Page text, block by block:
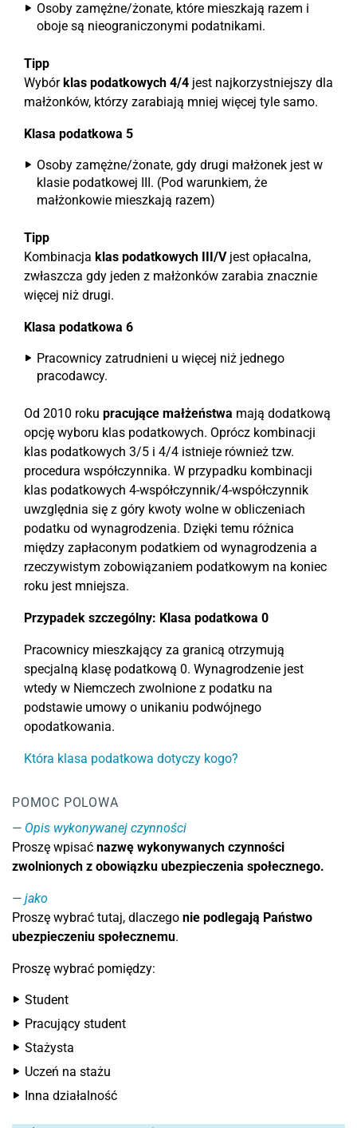
Osoby zamężne/żonate, które mieszkają razem i
oboje są nieograniczonymi podatnikami.
Tipp
Wybórklas podatkowych 4/4 jest najkorzystniejszy dla
małżonków, którzy zarabiają mniej więcej tyle samo.
Klasa podatkowa 5
Osoby zamężne/żonate, gdy drugi małżonek jest w
klasie podatkowej III. (Pod warunkiem, że
małżonkowie mieszkają razem)
Tipp
Kombinacja klas podatkowych III/Vjest opłacalna,
zwłaszcza gdy jeden z małżonków zarabia znacznie
więcej niż drugi.
Klasa podatkowa 6
Pracownicy zatrudnieni u więcej niż jednego
pracodawcy.
Od 2010 roku pracujące małżeństwa mają dodatkową
opcję wyboru klas podatkowych. Oprócz kombinacji
klas podatkowych 3/5 i 4/4 istnieje również tzw.
procedura współczynnika. W przypadku kombinacji
klas podatkowych 4-współczynnik/4-współczynnik
uwzględnia się z góry kwoty wolne w obliczeniach
podatku od wynagrodzenia. Dzięki temu różnica
między zapłaconym podatkiem od wynagrodzenia a
rzeczywistym zobowiązaniem podatkowym na koniec
roku jest mniejsza.
Przypadek szczególny: Klasa podatkowa 0
Pracownicy mieszkający za granicą otrzymują
specjalną klasę podatkową 0. Wynagrodzenie jest
wtedy w Niemczech zwolnione z podatku na
podstawie umowy o unikaniu podwójnego
opodatkowania.
Która klasa podatkowa dotyczy kogo?
POMOC POLOWA
Opis wykonywanej czynności
Proszę wpisać nazwę wykonywanych czynności
zwolnionych z obowiązku ubezpieczenia społecznego.
jako
Proszę wybrać tutaj, dlaczego nie podlegają Państwo
ubezpieczeniu społecznemu.
Proszę wybrać pomiędzy:
Student
Pracujący student
Stażysta
Uczeń na stażu
Inna działalność